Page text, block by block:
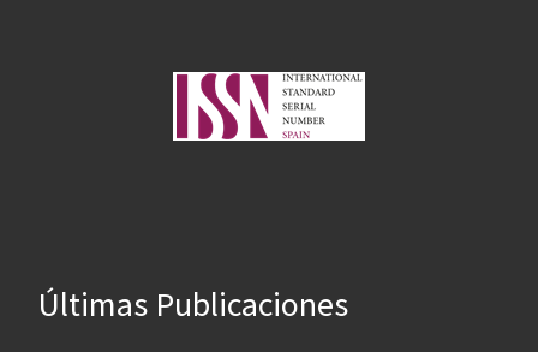
Últimas Publicaciones